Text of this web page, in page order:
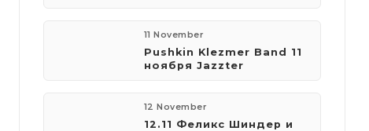
11 November
Pushkin Klezmer Band 11
ноября Jazzter
12 November
12.11 Феликс Шиндер и